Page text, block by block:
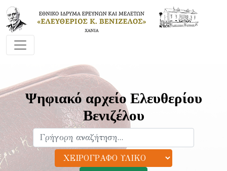
Ψηφιακό αρχείο Ελευθερίου
Βενιζέλου